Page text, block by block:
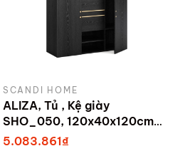
SCANDI HOME
ALIZA, Tủ , Kệ giày
SHO_050, 120x40x120cm,
sản xuất bởi Scandi Home
5.083.861₫